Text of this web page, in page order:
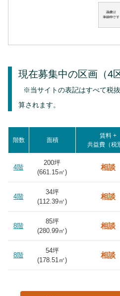
現在募集中の区画 （4
※当サイトの表記はすべて税
算されます。
階数 面積
賃料 +
共益費（税
4階
200坪
(661.15㎡)
相談
4階
34坪
(112.39㎡)
相談
8階
85坪
(280.99㎡)
相談
8階
54坪
(178.51㎡)
相談